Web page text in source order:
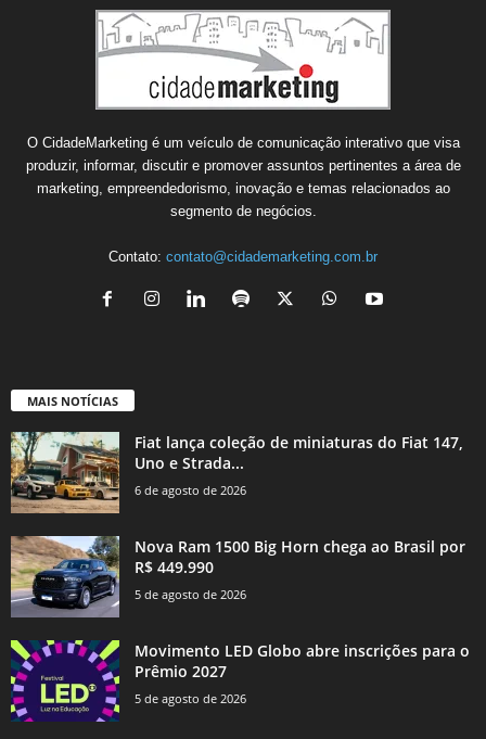
O CidadeMarketing é um veículo de comunicação interativo que visa
produzir, informar, discutir e promover assuntos pertinentes a área de
marketing, empreendedorismo, inovação e temas relacionados ao
segmento de negócios.
Contato: contato@cidademarketing.com.br
MAIS NOTÍCIAS
Fiat lança coleção de miniaturas do Fiat 147,
Uno e Strada...
6 de agosto de 2026
Nova Ram 1500 Big Horn chega ao Brasil por
R$ 449.990
5 de agosto de 2026
Movimento LED Globo abre inscrições para o
Prêmio 2027
5 de agosto de 2026